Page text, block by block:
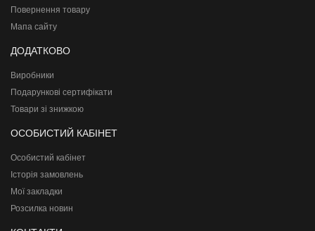
Повернення товару
Мапа сайту
ДОДАТКОВО
Виробники
Подарункові сертифікати
Товари зі знижкою
ОСОБИСТИЙ КАБІНЕТ
Особистий кабінет
Історія замовлень
Мої закладки
Розсилка новин